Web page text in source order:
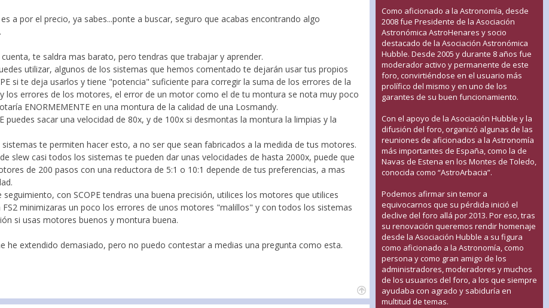
a por el precio, ya sabes...ponte a buscar, seguro que acabas encontrando algo
te saldra mas barato, pero tendras que trabajar y aprender.
utilizar, algunos de los sistemas que hemos comentado te dejarán usar tus propios
si te deja usarlos y tiene "potencia" suficiente para corregir la suma de los errores de la
los errores de los motores, el error de un motor como el de tu montura se nota muy poco
ENORMEMENTE en una montura de la calidad de una Losmandy.
puedes sacar una velocidad de 80x, y de 100x si desmontas la montura la limpias y la
te permiten hacer esto, a no ser que sean fabricados a la medida de tus motores.
slew casi todos los sistemas te pueden dar unas velocidades de hasta 2000x, puede que
de 200 pasos con una reductora de 5:1 o 10:1 depende de tus preferencias, a mas
seguimiento, con SCOPE tendras una buena precisión, utilices los motores que utilices
FS2 minimizaras un poco los errores de unos motores "malillos" y con todos los sistemas
si usas motores buenos y montura buena.
he extendido demasiado, pero no puedo contestar a medias una pregunta como esta.
Como aficionado a la Astronomía, desde
2008 fue Presidente de la Asociación
Astronómica AstroHenares y socio
destacado de la Asociación Astronómica
Hubble. Desde 2005 y durante 8 años fue
moderador activo y permanente de este
foro, convirtiéndose en el usuario más
prolífico del mismo y en uno de los
garantes de su buen funcionamiento.
Con el apoyo de la Asociación Hubble y la
difusión del foro, organizó algunas de las
reuniones de aficionados a la Astronomía
más importantes de España, como la de
Navas de Estena en los Montes de Toledo,
conocida como “AstroArbacia”.
Podemos afirmar sin temor a
equivocarnos que su pérdida inició el
declive del foro allá por 2013. Por eso, tras
su renovación queremos rendir homenaje
desde la Asociación Hubble a su figura
como aficionado a la Astronomía, como
persona y como gran amigo de los
administradores, moderadores y muchos
de los usuarios del foro, a los que siempre
ayudaba con agrado y sabiduría en
multitud de temas.